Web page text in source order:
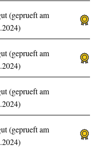
(geprueft am
(geprueft am
(geprueft am
(geprueft am